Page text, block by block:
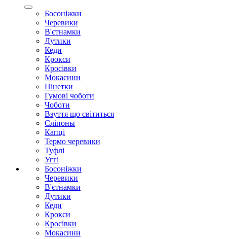
Босоніжки
Черевики
В'єтнамки
Дутики
Кеди
Крокси
Кросівки
Мокасини
Пінетки
Гумові чоботи
Чоботи
Взуття що світиться
Сліпоны
Капці
Термо черевики
Туфлі
Уггі
Босоніжки
Черевики
В'єтнамки
Дутики
Кеди
Крокси
Кросівки
Мокасини